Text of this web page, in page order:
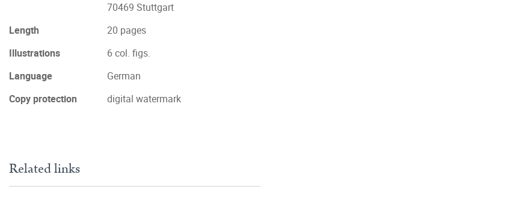
70469 Stuttgart
Length
20 pages
Illustrations
6 col. figs.
Language
German
Copy protection
digital watermark
Related links